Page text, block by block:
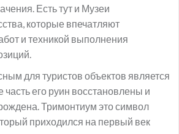
Есть тут и Музеи
которые впечатляют
и техникой выполнения
для туристов объектов является
его руин восстановлены и
Тримонтиум это символ
приходился на первый век